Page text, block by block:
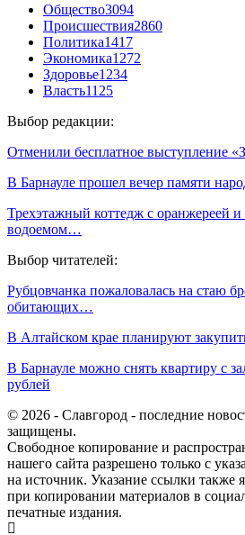
Общество3094
Происшествия2860
Политика1417
Экономика1272
Здоровье1234
Власть1125
Выбор редакции:
Отменили бесплатное выступление
В Барнауле прошел вечер памяти
Трехэтажный коттедж с оранжереей
водоемом…
Выбор читателей:
Рубцовчанка пожаловалась на стаю
обитающих…
В Алтайском крае планируют
В Барнауле можно снять квартиру с
рублей
© 2026 - Славгород - последние
защищены.
Свободное копирование и
нашего сайта разрешено только с
на источник. Указание ссылки также
при копировании материалов в
печатные издания.